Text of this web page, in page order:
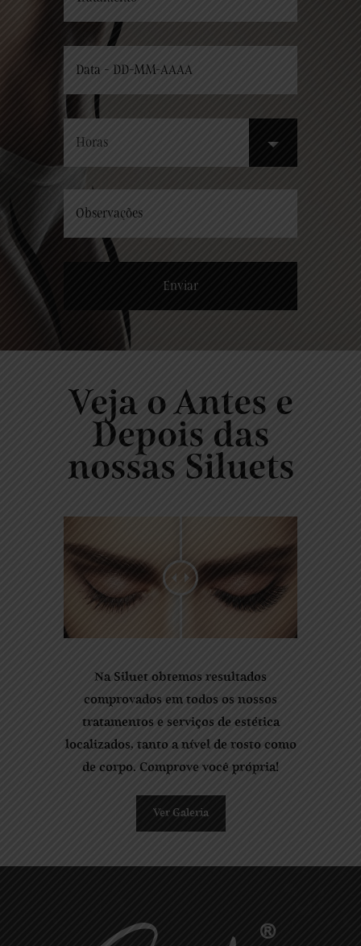
Veja o Antes e
Depois das
nossas Siluets
Na Siluet obtemos resultados
comprovados em todos os nossos
tratamentos e serviços de estética
localizados, tanto a nível de rosto como
de corpo. Comprove você própria!
Ver Galeria